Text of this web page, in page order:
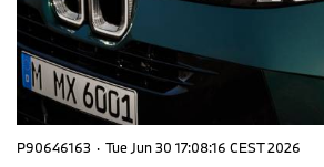
P90646163 · Tue Jun 30 17:08:16 CEST 2026